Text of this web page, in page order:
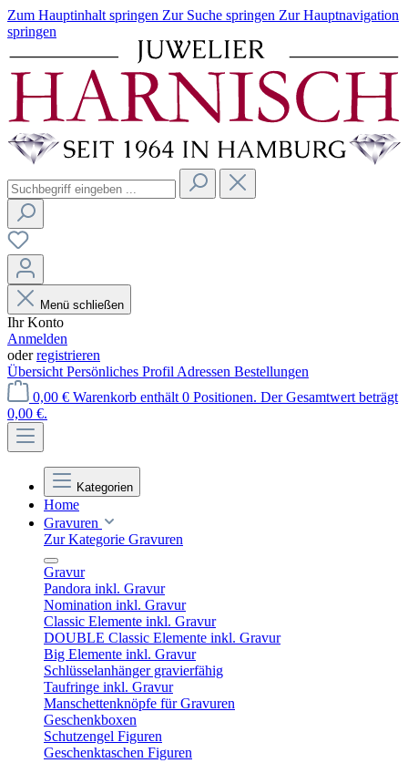
Zum Hauptinhalt springen Zur Suche springen Zur Hauptnavigation
springen
Menü schließen
Ihr Konto
Anmelden
oderregistrieren
Übersicht Persönliches Profil Adressen Bestellungen
0,00 € Warenkorb enthält 0 Positionen. Der Gesamtwert beträgt
0,00 €.
Kategorien
Home
Gravuren
Zur Kategorie Gravuren
Gravur
Pandora inkl. Gravur
Nomination inkl. Gravur
Classic Elemente inkl. Gravur
DOUBLE Classic Elemente inkl. Gravur
Big Elemente inkl. Gravur
Schlüsselanhänger gravierfähig
Taufringe inkl. Gravur
Manschettenknöpfe für Gravuren
Geschenkboxen
Schutzengel Figuren
Geschenktaschen Figuren